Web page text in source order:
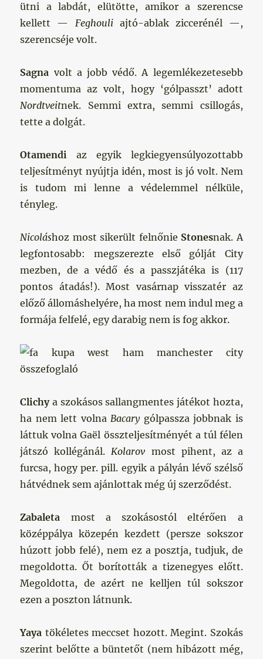
ütni a labdát, elütötte, amikor a szerencse
kellett — Feghouliajtó-ablak ziccerénél —,
szerencséje volt.
Sagna volt a jobb védő. A legemlékezetesebb
momentuma az volt, hogy ‘gólpasszt’ adott
Nordtveitnek. Semmi extra, semmi csillogás,
tette a dolgát.
Otamendi az egyik legkiegyensúlyozottabb
teljesítményt nyújtja idén, most is jó volt. Nem
is tudom mi lenne a védelemmel nélküle,
tényleg.
Nicoláshoz most sikerült felnőnie Stonesnak. A
legfontosabb: megszerezte első gólját City
mezben, de a védő és a passzjátéka is (117
pontos átadás!). Most vasárnap visszatér az
előző állomáshelyére, ha most nem indul meg a
formája felfelé, egy darabig nem is fog akkor.
Clichya szokásos sallangmentes játékot hozta,
ha nem lett volnaBacarygólpassza jobbnak is
láttuk volna Gaël összteljesítményét a túl félen
játszó kollégánál.Kolarov most pihent, az a
furcsa, hogy per. pill. egyik a pályán lévő szélső
hátvédnek sem ajánlottak még új szerződést.
Zabaleta most a szokásostól eltérően a
középpálya közepén kezdett (persze sokszor
húzott jobb felé), nem ez a posztja, tudjuk, de
megoldotta. Őt borították a tizenegyes előtt.
Megoldotta, de azért ne kelljen túl sokszor
ezen a poszton látnunk.
Yaya tökéletes meccset hozott. Megint. Szokás
szerint belőtte a büntetőt (nem hibázott még,